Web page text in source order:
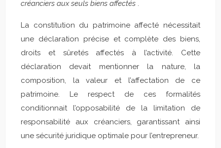
créanciers aux seuls biens affectés .
La constitution du patrimoine affecté nécessitait
une déclaration précise et complète des biens,
droits et sûretés affectés à l’activité. Cette
déclaration devait mentionner la nature, la
composition, la valeur et l’affectation de ce
patrimoine. Le respect de ces formalités
conditionnait l’opposabilité de la limitation de
responsabilité aux créanciers, garantissant ainsi
une sécurité juridique optimale pour l’entrepreneur.